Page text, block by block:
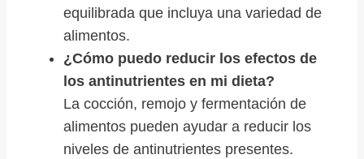
equilibrada que incluya una variedad de
alimentos.
¿Cómo puedo reducir los efectos de
los antinutrientes en mi dieta?
La cocción, remojo y fermentación de
alimentos pueden ayudar a reducir los
niveles de antinutrientes presentes.